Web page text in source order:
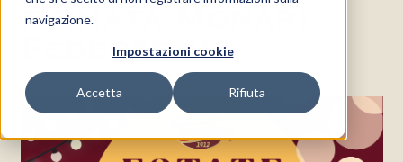
navigazione.
Impostazioni cookie
Accetta Rifiuta
firmata Monari
Federzoni